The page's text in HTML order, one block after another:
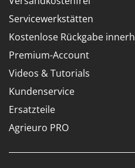
Tre Spade
Trev - Abrek - TecnoVIR
Trotec
U
Unger
V
Verdemax
Servicewerkstätten
Kostenlose Rückgabe
Premium-Account
Videos & Tutorials
Kundenservice
Ersatzteile
Agrieuro PRO